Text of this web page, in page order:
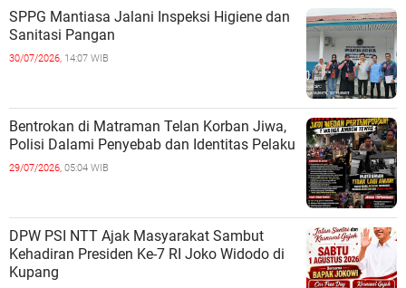
SPPG Mantiasa Jalani Inspeksi Higiene dan
Sanitasi Pangan
30/07/2026, 14:07 WIB
Bentrokan di Matraman Telan Korban Jiwa,
Polisi Dalami Penyebab dan Identitas Pelaku
29/07/2026, 05:04 WIB
DPW PSI NTT Ajak Masyarakat Sambut
Kehadiran Presiden Ke-7 RI Joko Widodo di
Kupang